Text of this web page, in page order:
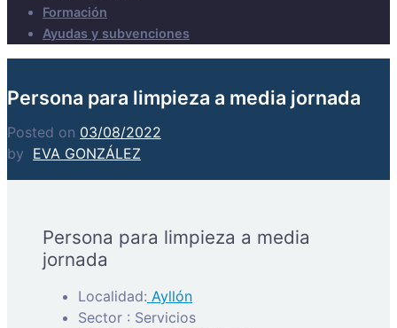
Formación
Ayudas y subvenciones
Persona para limpieza a media jornada
Posted on 03/08/2022
by EVA GONZÁLEZ
Persona para limpieza a media
jornada
Localidad: Ayllón
Sector : Servicios